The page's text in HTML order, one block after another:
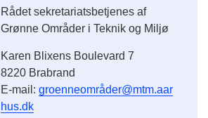
Rådet sekretariatsbetjenes af
Grønne Områder i Teknik og Miljø
Karen Blixens Boulevard 7
8220 Brabrand
E-mail:groenneområder@mtm.aar
hus.dk